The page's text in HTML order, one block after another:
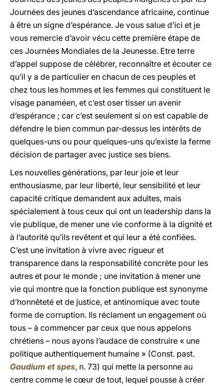
Journées des jeunes d’ascendance africaine, continue
à être un signe d’espérance. Je vous salue d’ici et je
vous remercie d’avoir vécu cette première étape de
ces Journées Mondiales de la Jeunesse. Etre terre
d’appel suppose de célébrer, reconnaître et écouter ce
qu’il y a de particulier en chacun de ces peuples et
chez tous les hommes et les femmes qui constituent le
visage panaméen, et c’est oser tisser un avenir
d’espérance ; car c’est seulement si on est capable de
défendre le bien commun par-dessus les intérêts de
quelques-uns ou pour quelques-uns qu’existe la ferme
décision de partager avec justice ses biens.
Les nouvelles générations, par leur joie et leur
enthousiasme, par leur liberté, leur sensibilité et leur
capacité critique demandent aux adultes, mais
spécialement à tous ceux qui ont un leadership dans la
vie publique, de mener une vie conforme à la dignité et
à l’autorité qu’ils revêtent et qui leur a été confiées.
C’est une invitation à vivre avec rigueur et
transparence dans la responsabilité concrète pour les
autres et pour le monde ; une invitation à mener une
vie qui montre que la fonction publique est synonyme
d’honnêteté et de justice, et antinomique avec toute
forme de corruption. Ils réclament un engagement où
tous – à commencer par ceux que nous appelons
chrétiens – nous ayons l’audace de construire « une
politique authentiquement humaine » (Const. past.
Gaudium et spes, n. 73) qui mette la personne au
centre comme le cœur de tout, lequel pousse à créer